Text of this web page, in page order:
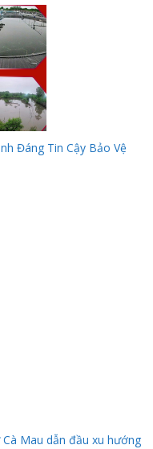
Đáng Tin Cậy Bảo Vệ
Mau dẫn đầu xu hướng